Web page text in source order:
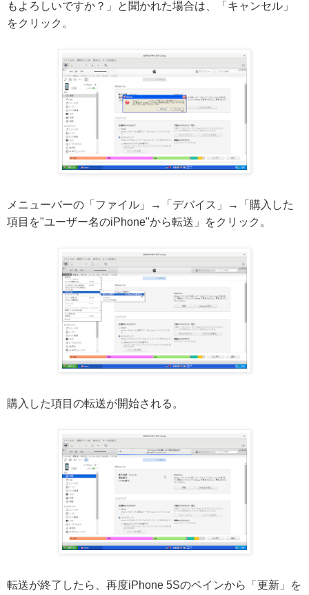
もよろしいですか？」と聞かれた場合は、「キャンセル」
をクリック。
メニューバーの「ファイル」→「デバイス」→「購入した
項目を"ユーザー名のiPhone"から転送」をクリック。
購入した項目の転送が開始される。
転送が終了したら、再度iPhone 5Sのペインから「更新」を